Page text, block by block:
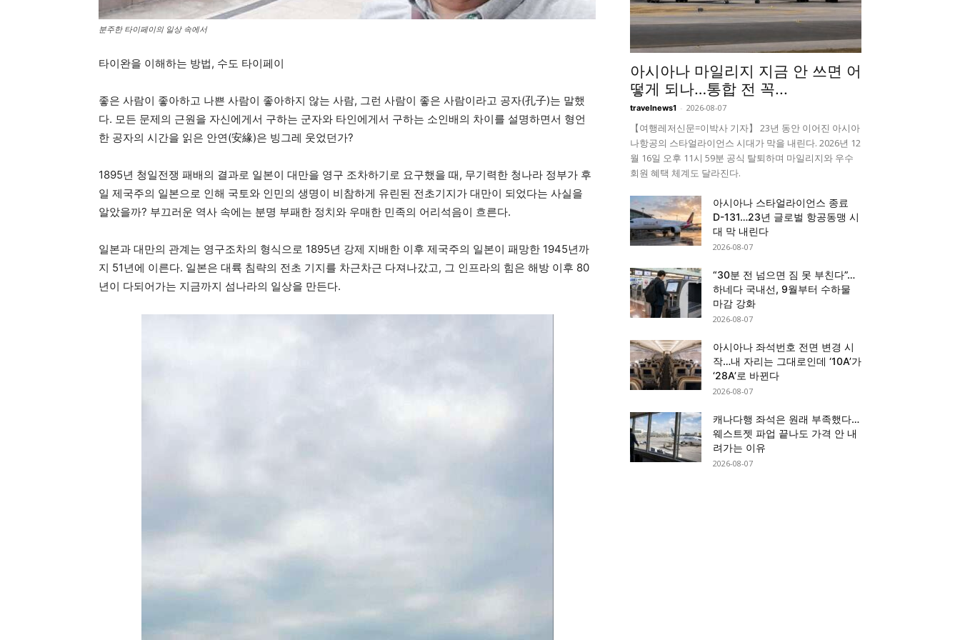
분주한 타이페이의 일상 속에서
타이완을 이해하는 방법, 수도 타이페이
좋은 사람이 좋아하고 나쁜 사람이 좋아하지 않는 사람, 그런 사람이 좋은 사람이라고 공자(孔子)는 말했
다. 모든 문제의 근원을 자신에게서 구하는 군자와 타인에게서 구하는 소인배의 차이를 설명하면서 형언
한 공자의 시간을 읽은 안연(安緣)은 빙그레 웃었던가?
1895년 청일전쟁 패배의 결과로 일본이 대만을 영구 조차하기로 요구했을 때, 무기력한 청나라 정부가 후
일 제국주의 일본으로 인해 국토와 인민의 생명이 비참하게 유린된 전초기지가 대만이 되었다는 사실을
알았을까? 부끄러운 역사 속에는 분명 부패한 정치와 우매한 민족의 어리석음이 흐른다.
일본과 대만의 관계는 영구조차의 형식으로 1895년 강제 지배한 이후 제국주의 일본이 패망한 1945년까
지 51년에 이른다. 일본은 대륙 침략의 전초 기지를 차근차근 다져나갔고, 그 인프라의 힘은 해방 이후 80
년이 다되어가는 지금까지 섬나라의 일상을 만든다.
아시아나 마일리지 지금 안 쓰면 어
떻게 되나…통합 전 꼭...
travelnews1 - 2026-08-07
【여행레저신문=이박사 기자】 23년 동안 이어진 아시아
나항공의 스타얼라이언스 시대가 막을 내린다. 2026년 12
월 16일 오후 11시 59분 공식 탈퇴하며 마일리지와 우수
회원 혜택 체계도 달라진다.
아시아나 스타얼라이언스 종료
D-131…23년 글로벌 항공동맹 시
대 막 내린다
2026-08-07
“30분 전 넘으면 짐 못 부친다”…
하네다 국내선, 9월부터 수하물
마감 강화
2026-08-07
아시아나 좌석번호 전면 변경 시
작…내 자리는 그대로인데 ‘10A’가
‘28A’로 바뀐다
2026-08-07
캐나다행 좌석은 원래 부족했다…
웨스트젯 파업 끝나도 가격 안 내
려가는 이유
2026-08-07